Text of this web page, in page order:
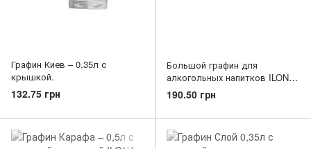
Графин Киев – 0,35л с
крышкой.
132.75 грн
Большой графин для
алкогольных напитков ILONA
"Карафа" 1,5 л (9446)
190.50 грн